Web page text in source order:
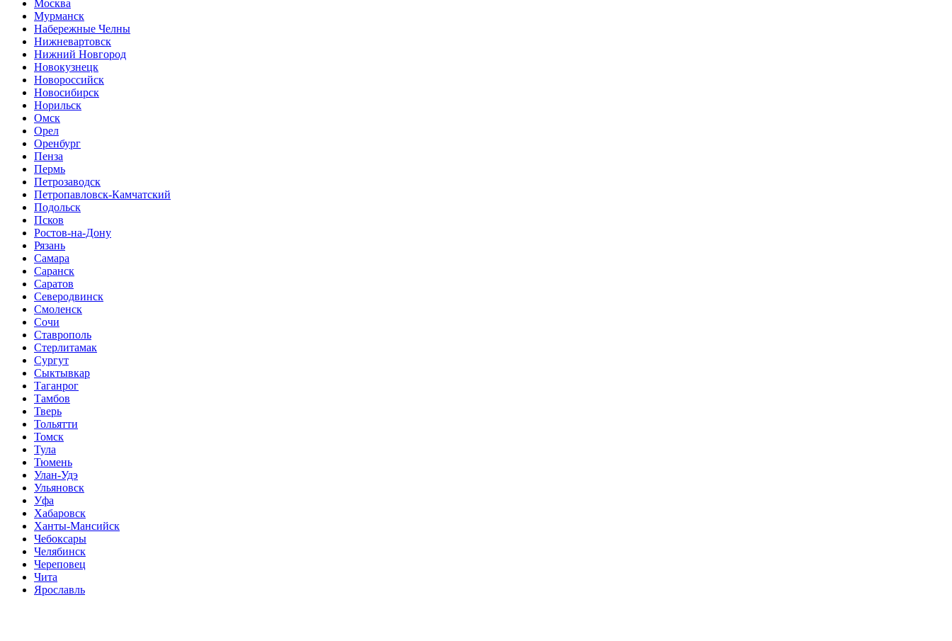
Москва
Мурманск
Набережные Челны
Нижневартовск
Нижний Новгород
Новокузнецк
Новороссийск
Новосибирск
Норильск
Омск
Орел
Оренбург
Пенза
Пермь
Петрозаводск
Петропавловск-Камчатский
Подольск
Псков
Ростов-на-Дону
Рязань
Самара
Саранск
Саратов
Северодвинск
Смоленск
Сочи
Ставрополь
Стерлитамак
Сургут
Сыктывкар
Таганрог
Тамбов
Тверь
Тольятти
Томск
Тула
Тюмень
Улан-Удэ
Ульяновск
Уфа
Хабаровск
Ханты-Мансийск
Чебоксары
Челябинск
Череповец
Чита
Ярославль